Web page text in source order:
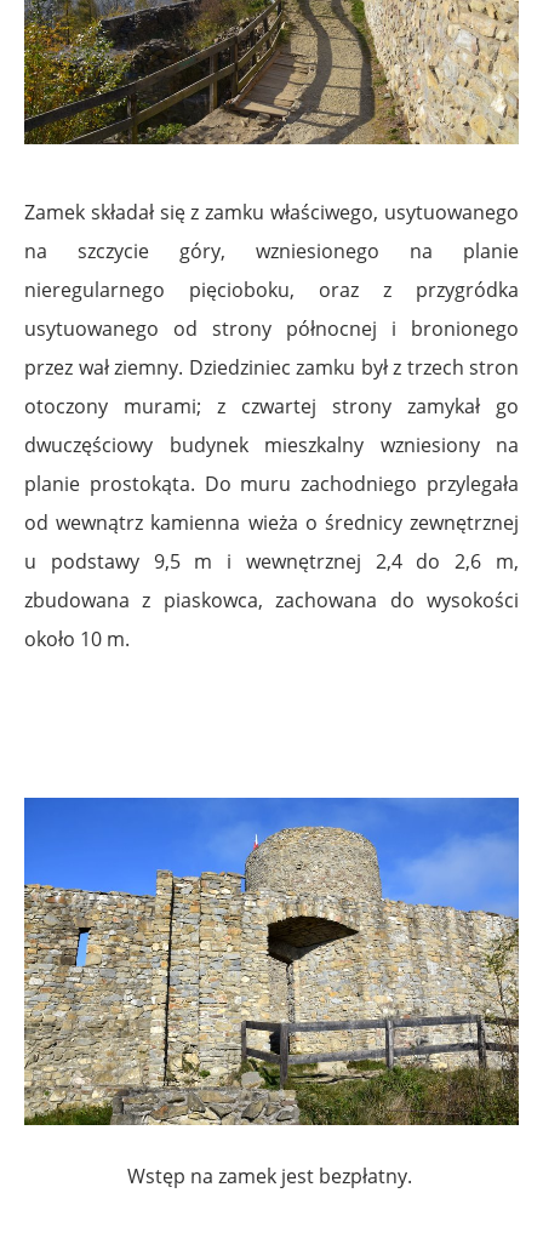
Zamek składał się z zamku właściwego, usytuowanego
na szczycie góry, wzniesionego na planie
nieregularnego pięcioboku, oraz z przygródka
usytuowanego od strony północnej i bronionego
przez wał ziemny. Dziedziniec zamku był z trzech stron
otoczony murami; z czwartej strony zamykał go
dwuczęściowy budynek mieszkalny wzniesiony na
planie prostokąta. Do muru zachodniego przylegała
od wewnątrz kamienna wieża o średnicy zewnętrznej
u podstawy 9,5 m i wewnętrznej 2,4 do 2,6 m,
zbudowana z piaskowca, zachowana do wysokości
około 10 m.
Wstęp na zamek jest bezpłatny.